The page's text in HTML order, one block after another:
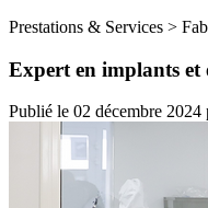
Prestations & Services >
Expert en implants et
Publié le 02 décembre 2024